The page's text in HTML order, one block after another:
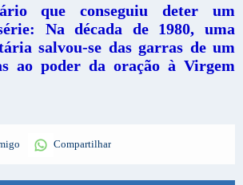
que conseguiu deter um
Na década de 1980, uma
salvou-se das garras de um
ao poder da oração à Virgem
Compartilhar